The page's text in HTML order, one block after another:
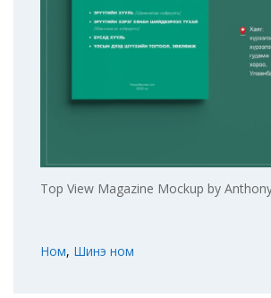
Top View Magazine Mockup by
Ном, Шинэ ном